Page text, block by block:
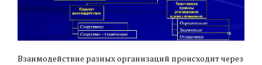
Взаимодействие разных организаций происходит через